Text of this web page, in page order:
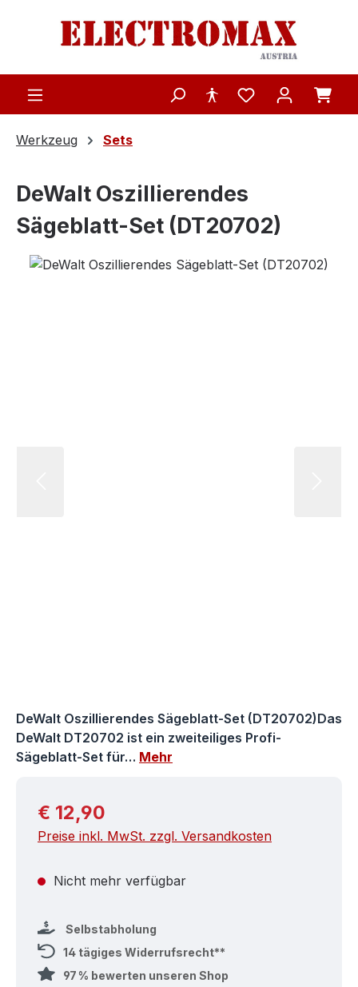
Zum Hauptinhalt springen
Werkzeug Sets
DeWalt Oszillierendes
Sägeblatt-Set (DT20702)
Bildergalerie überspringen
DeWalt Oszillierendes Sägeblatt-Set (DT20702)Das
DeWalt DT20702 ist ein zweiteiliges Profi-
Sägeblatt-Set für… Mehr
Regulärer Preis:
€ 12,90
Preise inkl. MwSt. zzgl. Versandkosten
Nicht mehr verfügbar
Selbstabholung
14 tägiges Widerrufsrecht**
97 % bewerten unseren Shop